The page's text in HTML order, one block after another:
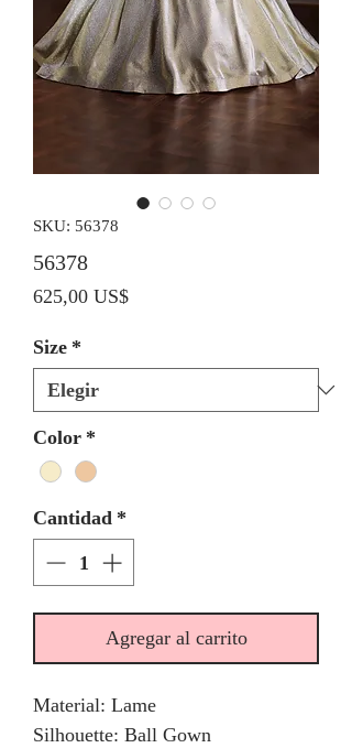
SKU: 56378
56378
625,00 US$Precio
Size *
Color *
Cantidad *
Agregar al carrito
Material: Lame
Silhouette: Ball Gown